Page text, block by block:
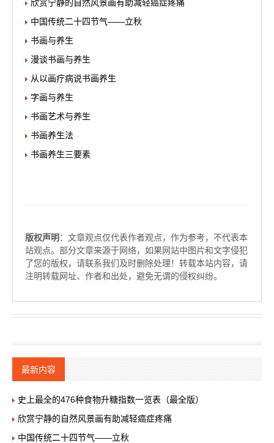
欣赏宁静的自然风景画有助减轻癌症疼痛
中国传统二十四节气——立秋
书画与养生
漫谈书画与养生
从以画疗病说书画养生
字画与养生
书画艺术与养生
书画养生法
书画养生三要素
版权声明 ：文章观点仅代表作者观点，作为参考，不代表本
站观点。部分文章来源于网络，如果网站中图片和文字侵犯
了您的版权，请联系我们及时删除处理！转载本站内容，请
注明转载网址、作者和出处，避免无谓的侵权纠纷。
最新内容
史上最全的476种食物升糖指数一览表（最全版）
欣赏宁静的自然风景画有助减轻癌症疼痛
中国传统二十四节气——立秋